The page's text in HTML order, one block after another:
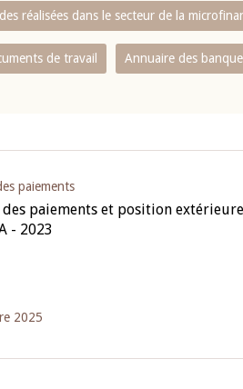
réalisées dans le secteur de la
de travail Annuaire des
paiements
des paiements et position
- 2023
2025